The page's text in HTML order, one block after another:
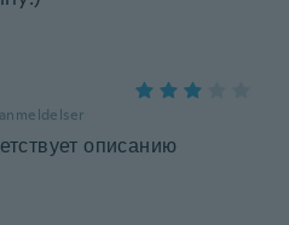
anmeldelser
описанию